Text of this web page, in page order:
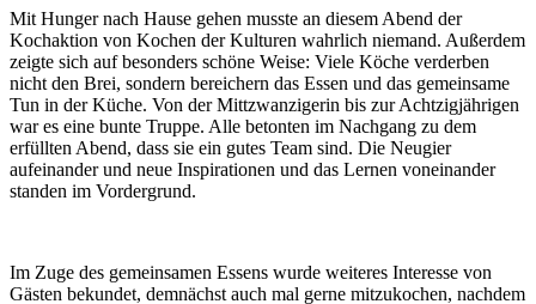
Mit Hunger nach Hause gehen musste an diesem Abend der
Kochaktion von Kochen der Kulturen wahrlich niemand. Außerdem
zeigte sich auf besonders schöne Weise: Viele Köche verderben
nicht den Brei, sondern bereichern das Essen und das gemeinsame
Tun in der Küche. Von der Mittzwanzigerin bis zur Achtzigjährigen
war es eine bunte Truppe. Alle betonten im Nachgang zu dem
erfüllten Abend, dass sie ein gutes Team sind. Die Neugier
aufeinander und neue Inspirationen und das Lernen voneinander
standen im Vordergrund.
Im Zuge des gemeinsamen Essens wurde weiteres Interesse von
Gästen bekundet, demnächst auch mal gerne mitzukochen, nachdem